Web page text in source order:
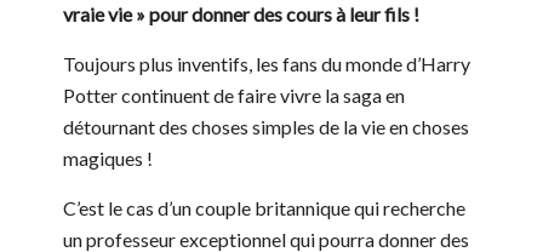
vraie vie » pour donner des cours à leur fils !
Toujours plus inventifs, les fans du monde d’Harry
Potter continuent de faire vivre la saga en
détournant des choses simples de la vie en choses
magiques !
C’est le cas d’un couple britannique qui recherche
un professeur exceptionnel qui pourra donner des